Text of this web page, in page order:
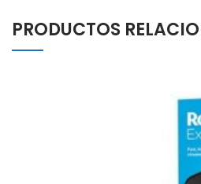
PRODUCTOS